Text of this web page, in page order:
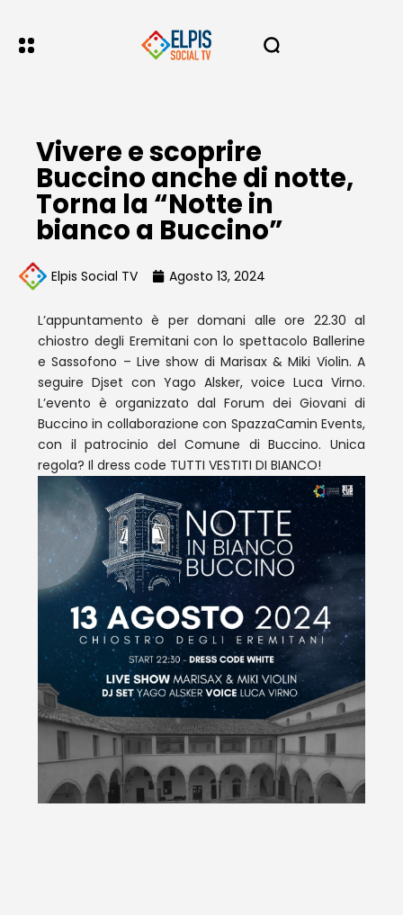
Vivere e scoprire
Buccino anche di notte,
Torna la “Notte in
bianco a Buccino”
Elpis Social TV Agosto 13, 2024
L’appuntamento è per domani alle ore 22.30 al
chiostro degli Eremitani con lo spettacolo Ballerine
e Sassofono – Live show di Marisax & Miki Violin. A
seguire Djset con Yago Alsker, voice Luca Virno.
L’evento è organizzato dal Forum dei Giovani di
Buccino in collaborazione con SpazzaCamin Events,
con il patrocinio del Comune di Buccino. Unica
regola? Il dress code TUTTI VESTITI DI BIANCO!